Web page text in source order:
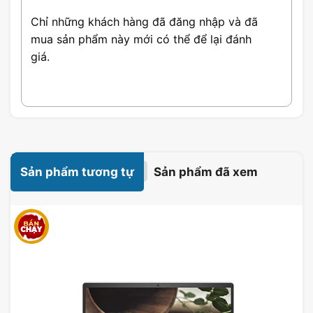
Các Tính Năng Nổi Bật Của
Laptop Lenovo IdeaPad Slim 5
14Q8X9 83HL000KVN
Thiết kế siêu mỏng & màn hình sắc nét
Chỉ những khách hàng đã đăng nhập và đã
mua sản phẩm này mới có thể để lại đánh
giá.
Sản phẩm tương tự Sản phẩm đã xem